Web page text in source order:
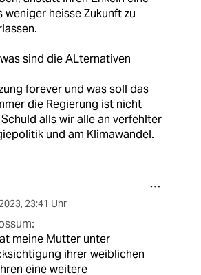
weniger heisse Zukunft zu
sind die ALternativen
forever und was soll das
die Regierung ist nicht
alls wir alle an verfehlter
und am Klimawandel.
, 23:41 Uhr
meine Mutter unter
ihrer weiblichen
eine weitere